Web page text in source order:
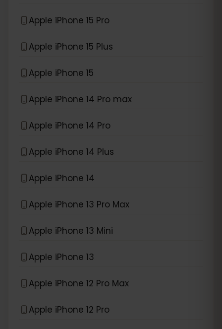
Apple iPhone 15 Pro
Apple iPhone 15 Plus
Apple iPhone 15
Apple iPhone 14 Pro max
Apple iPhone 14 Pro
Apple iPhone 14 Plus
Apple iPhone 14
Apple iPhone 13 Pro Max
Apple iPhone 13 Mini
Apple iPhone 13
Apple iPhone 12 Pro Max
Apple iPhone 12 Pro